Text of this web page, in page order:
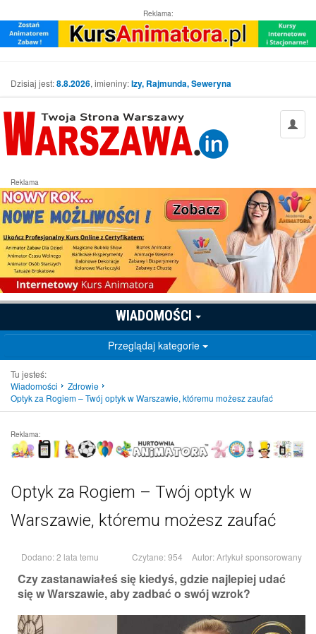
Reklama:
Dzisiaj jest:8.8.2026, imieniny:Izy, Rajmunda, Seweryna
Reklama
WIADOMOŚCI
Przeglądaj kategorie
Tu jesteś:
Wiadomości
Zdrowie
Optyk za Rogiem – Twój optyk w Warszawie, któremu możesz zaufać
Reklama:
Optyk za Rogiem – Twój optyk w
Warszawie, któremu możesz zaufać
Dodano: 2 lata temu Czytane: 954 Autor:Artykuł sponsorowany
Czy zastanawiałeś się kiedyś, gdzie najlepiej udać
się w Warszawie, aby zadbać o swój wzrok?